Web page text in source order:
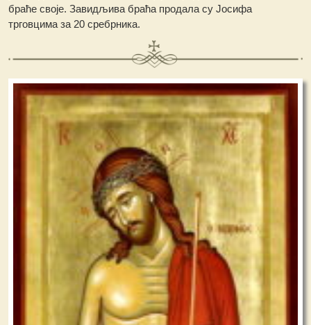
браће своје. Завидљива браћа продала су Јосифа
трговцима за 20 сребрника.